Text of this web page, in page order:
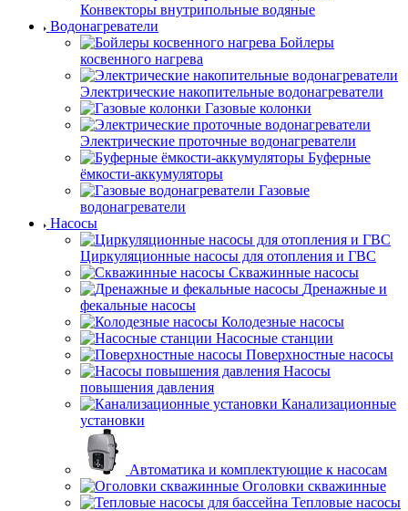
Конвекторы внутрипольные водяные
Водонагреватели
Бойлеры
косвенного нагрева
Электрические накопительные водонагреватели
Газовые колонки
Электрические проточные водонагреватели
Буферные
ёмкости-аккумуляторы
Газовые
водонагреватели
Насосы
Циркуляционные насосы для отопления и ГВС
Скважинные насосы
Дренажные и
фекальные насосы
Колодезные насосы
Насосные станции
Поверхностные насосы
Насосы
повышения давления
Канализационные
установки
Автоматика и комплектующие к насосам
Оголовки скважинные
Тепловые насосы